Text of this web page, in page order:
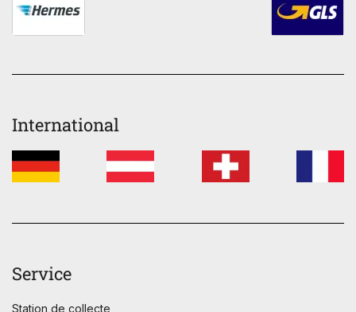
International
Service
Station de collecte